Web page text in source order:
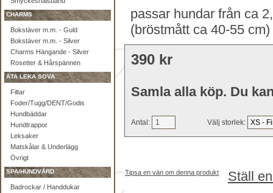
CHARMS
Bokstäver m.m. - Guld
Bokstäver m.m. - Silver
Charms Hängande - Silver
Rosetter & Hårspännen
ÄTA LEKA SOVA
Filtar
Foder/Tugg/DENT/Godis
Hundbäddar
Hundtrappor
Leksaker
Matskålar & Underlägg
Övrigt
SPA/HUNDVÅRD
Badrockar / Handdukar
passar hundar från ca
(bröstmått ca 40-55 cm)
390 kr
Samla alla köp. Du
Antal: Välj storlek:
Tipsa en vän om denna produkt Ställ